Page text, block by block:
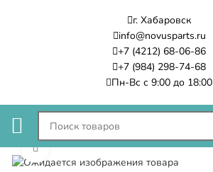
г. Хабаровск
info@novusparts.ru
+7 (4212) 68-06-86
+7 (984) 298-74-68
Пн-Вс с 9:00 до 18:00
Нажмите, чтобы увеличить